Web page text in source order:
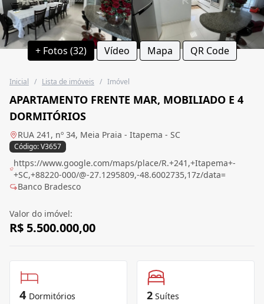
+ Fotos (32) Vídeo Mapa QR Code
Inicial / Lista de imóveis / Imóvel
APARTAMENTO FRENTE MAR, MOBILIADO E 4
DORMITÓRIOS
RUA 241, nº 34, Meia Praia - Itapema - SC
Código: V3657
https://www.google.com/maps/place/R.+241,+Itapema+-
+SC,+88220-000/@-27.1295809,-48.6002735,17z/data=
Banco Bradesco
Valor do imóvel:
R$ 5.500.000,00
4 Dormitórios 2 Suítes